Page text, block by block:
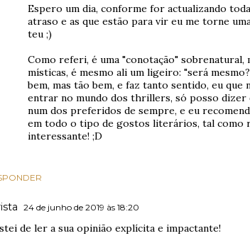
Espero um dia, conforme for actualizando
atraso e as que estão para vir eu me torne
teu ;)
Como referi, é uma "conotação"
místicas, é mesmo ali um ligeiro: "será
bem, mas tão bem, e faz tanto sentido, eu que
entrar no mundo dos thrillers, só posso
num dos preferidos de sempre, e eu
em todo o tipo de gostos literários, tal como
interessante! ;D
24 de junho de 2019 às 18:20
de ler a sua opinião explícita e impactante!